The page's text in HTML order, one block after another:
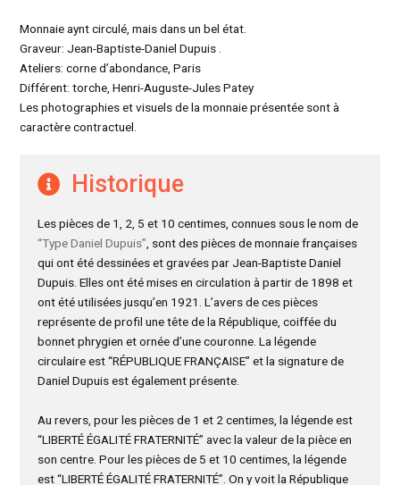
Monnaie aynt circulé, mais dans un bel état.
Graveur: Jean-Baptiste-Daniel Dupuis .
Ateliers: corne d’abondance, Paris
Différent: torche, Henri-Auguste-Jules Patey
Les photographies et visuels de la monnaie présentée sont à
caractère contractuel.
Historique
Les pièces de 1, 2, 5 et 10 centimes, connues sous le nom de
“Type Daniel Dupuis” , sont des pièces de monnaie françaises
qui ont été dessinées et gravées par Jean-Baptiste Daniel
Dupuis. Elles ont été mises en circulation à partir de 1898 et
ont été utilisées jusqu’en 1921. L’avers de ces pièces
représente de profil une tête de la République, coiffée du
bonnet phrygien et ornée d’une couronne. La légende
circulaire est “RÉPUBLIQUE FRANÇAISE” et la signature de
Daniel Dupuis est également présente.
Au revers, pour les pièces de 1 et 2 centimes, la légende est
“LIBERTÉ ÉGALITÉ FRATERNITÉ” avec la valeur de la pièce en
son centre. Pour les pièces de 5 et 10 centimes, la légende
est “LIBERTÉ ÉGALITÉ FRATERNITÉ”. On y voit la République